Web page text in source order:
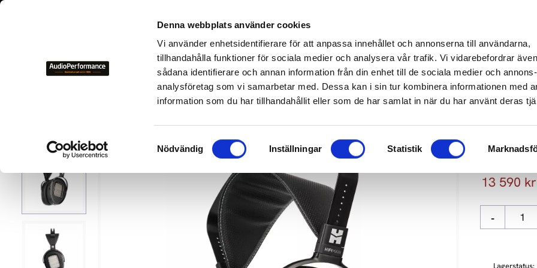
Denna webbplats använder cookies
Vi använder enhetsidentifierare för att anpassa innehållet och annonserna till användarna,
tillhandahålla funktioner för sociala medier och analysera vår trafik. Vi vidarebefordrar
sådana identifierare och annan information från din enhet till de sociala medier och
analysföretag som vi samarbetar med. Dessa kan i sin tur kombinera informationen med
information som du har tillhandahållit eller som de har samlat in när du har använt deras
a
Nödvändig Inställningar Statistik
BEGAGNAD HIFI TILLVERKARE SKIVSPELARE STEREO HEMMABIO
Tillverkare H HIFIMAN
HIFIMAN
Senaste
Nedsatt
13 590 kr
-